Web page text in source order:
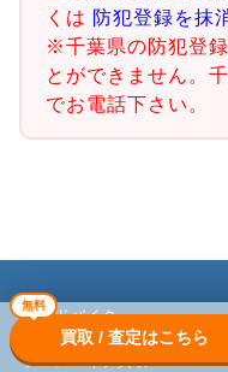
くは 防犯登録を抹
※千葉県の防犯登
とができません。
でお電話下さい。
無料
買取 / 査定はこちら
ロードバイク
クロスバイク買取